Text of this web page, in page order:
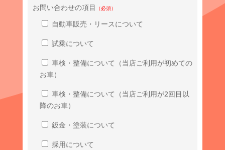
お問い合わせの項目 （必須）
自動車販売・リースについて
試乗について
車検・整備について（当店ご利用が初めての
お車）
車検・整備について（当店ご利用が2回目以
降のお車）
鈑金・塗装について
採用について